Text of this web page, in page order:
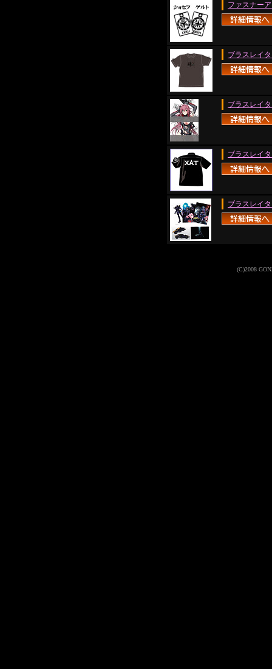
ファスナー
ブラスレイ
ブラスレイ
ブラスレイ
ブラスレイ
(C)2008